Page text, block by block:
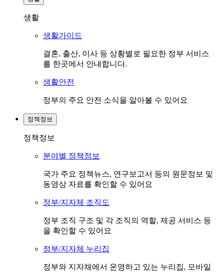
생활
생활가이드
결혼, 출산, 이사 등 상황별로 필요한 정부 서비스
를 한곳에서 안내합니다.
생활안전
정부의 주요 안전 소식을 알아볼 수 있어요
정책정보
정책정보
분야별 정책정보
국가 주요 정책뉴스, 연구보고서 등의 원문정보 및
동영상 자료를 확인할 수 있어요
정부/지자체 조직도
정부 조직 구조 및 각 조직의 역할, 제공 서비스 등
을 확인할 수 있어요
정부/지자체 누리집
정부와 지자체에서 운영하고 있는 누리집, 모바일